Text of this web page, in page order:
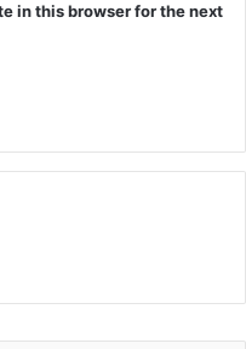
in this browser for the next